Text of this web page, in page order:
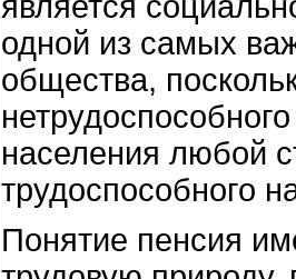
одной из самых
общества,
населения любой
трудоспособного
Понятие пенсия